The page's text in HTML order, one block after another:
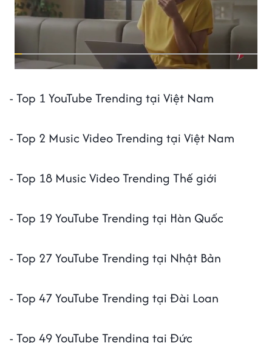
- Top 1 YouTube Trending tại Việt Nam
- Top 2 Music Video Trending tại Việt Nam
- Top 18 Music Video Trending Thế giới
- Top 19 YouTube Trending tại Hàn Quốc
- Top 27 YouTube Trending tại Nhật Bản
- Top 47 YouTube Trending tại Đài Loan
- Top 49 YouTube Trending tại Đức